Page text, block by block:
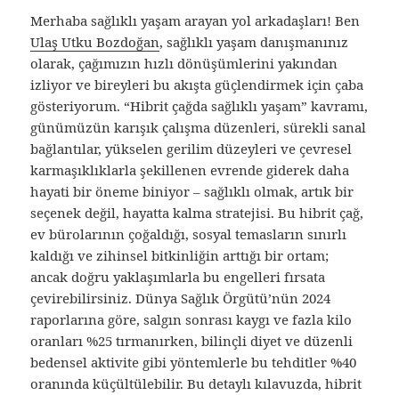
Merhaba sağlıklı yaşam arayan yol arkadaşları! Ben
Ulaş Utku Bozdoğan, sağlıklı yaşam danışmanınız
olarak, çağımızın hızlı dönüşümlerini yakından
izliyor ve bireyleri bu akışta güçlendirmek için çaba
gösteriyorum. “Hibrit çağda sağlıklı yaşam” kavramı,
günümüzün karışık çalışma düzenleri, sürekli sanal
bağlantılar, yükselen gerilim düzeyleri ve çevresel
karmaşıklıklarla şekillenen evrende giderek daha
hayati bir öneme biniyor – sağlıklı olmak, artık bir
seçenek değil, hayatta kalma stratejisi. Bu hibrit çağ,
ev bürolarının çoğaldığı, sosyal temasların sınırlı
kaldığı ve zihinsel bitkinliğin arttığı bir ortam;
ancak doğru yaklaşımlarla bu engelleri fırsata
çevirebilirsiniz. Dünya Sağlık Örgütü’nün 2024
raporlarına göre, salgın sonrası kaygı ve fazla kilo
oranları %25 tırmanırken, bilinçli diyet ve düzenli
bedensel aktivite gibi yöntemlerle bu tehditler %40
oranında küçültülebilir. Bu detaylı kılavuzda, hibrit